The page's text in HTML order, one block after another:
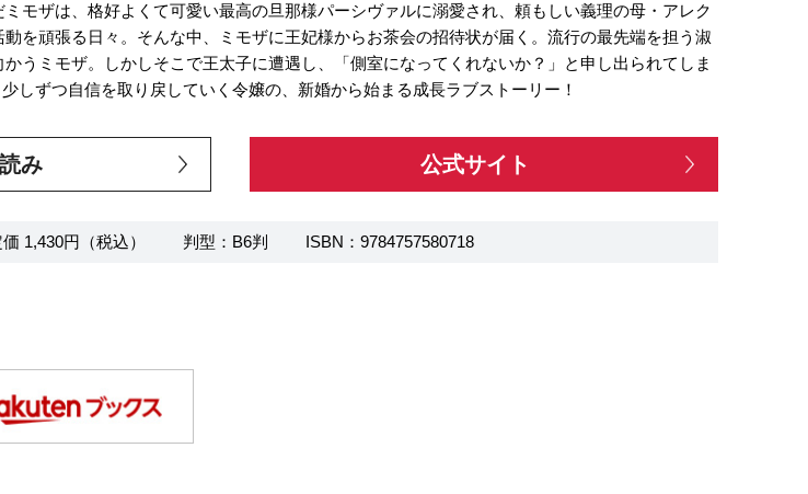
モザは、格好よくて可愛い最高の旦那様パーシヴァルに溺愛され、頼もしい義理の母・アレク
を頑張る日々。そんな中、ミモザに王妃様からお茶会の招待状が届く。流行の最先端を担う淑
うミモザ。しかしそこで王太子に遭遇し、「側室になってくれないか？」と申し出られてしま
しずつ自信を取り戻していく令嬢の、新婚から始まる成長ラブストーリー！
み 公式サイト
価 1,430円（税込） 判型：B6判 ISBN：9784757580718